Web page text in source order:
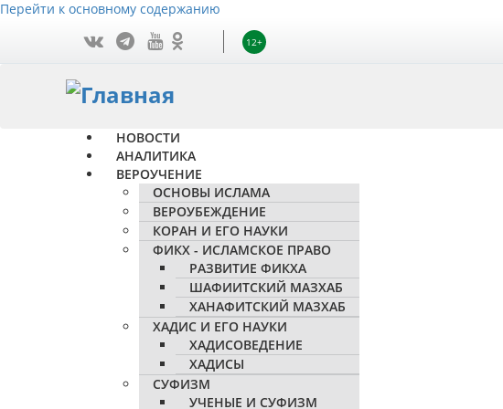
Перейти к основному содержанию
12+
НОВОСТИ
АНАЛИТИКА
ВЕРОУЧЕНИЕ
ОСНОВЫ ИСЛАМА
ВЕРОУБЕЖДЕНИЕ
КОРАН И ЕГО НАУКИ
ФИКХ - ИСЛАМСКОЕ ПРАВО
РАЗВИТИЕ ФИКХА
ШАФИИТСКИЙ МАЗХАБ
ХАНАФИТСКИЙ МАЗХАБ
ХАДИС И ЕГО НАУКИ
ХАДИСОВЕДЕНИЕ
ХАДИСЫ
СУФИЗМ
УЧЕНЫЕ И СУФИЗМ